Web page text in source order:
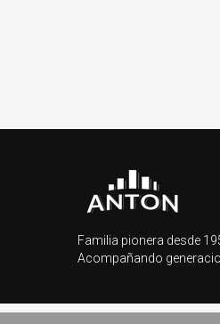
Familia pionera desde
Acompañando